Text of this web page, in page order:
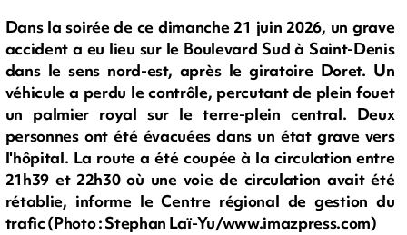
Dans la soirée de ce dimanche 21 juin 2026, un grave
accident a eu lieu sur le Boulevard Sud à Saint-Denis
dans le sens nord-est, après le giratoire Doret. Un
véhicule a perdu le contrôle, percutant de plein fouet
un palmier royal sur le terre-plein central. Deux
personnes ont été évacuées dans un état grave vers
l'hôpital. La route a été coupée à la circulation entre
21h39 et 22h30 où une voie de circulation avait été
rétablie, informe le Centre régional de gestion du
trafic (Photo : Stephan Laï-Yu/www.imazpress.com)